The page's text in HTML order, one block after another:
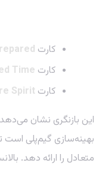
کارت
کارت Time
کارت Spirit
این بازنگری نشان
بهینه‌سازی گیم‌پلی است
متعادل را ارائه دهد.